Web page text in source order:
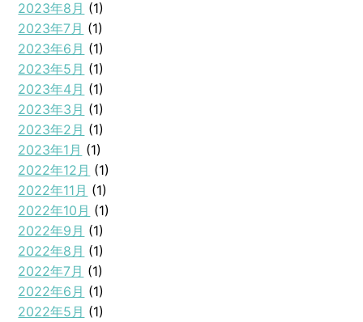
2023年8月 (1)
2023年7月 (1)
2023年6月 (1)
2023年5月 (1)
2023年4月 (1)
2023年3月 (1)
2023年2月 (1)
2023年1月 (1)
2022年12月 (1)
2022年11月 (1)
2022年10月 (1)
2022年9月 (1)
2022年8月 (1)
2022年7月 (1)
2022年6月 (1)
2022年5月 (1)